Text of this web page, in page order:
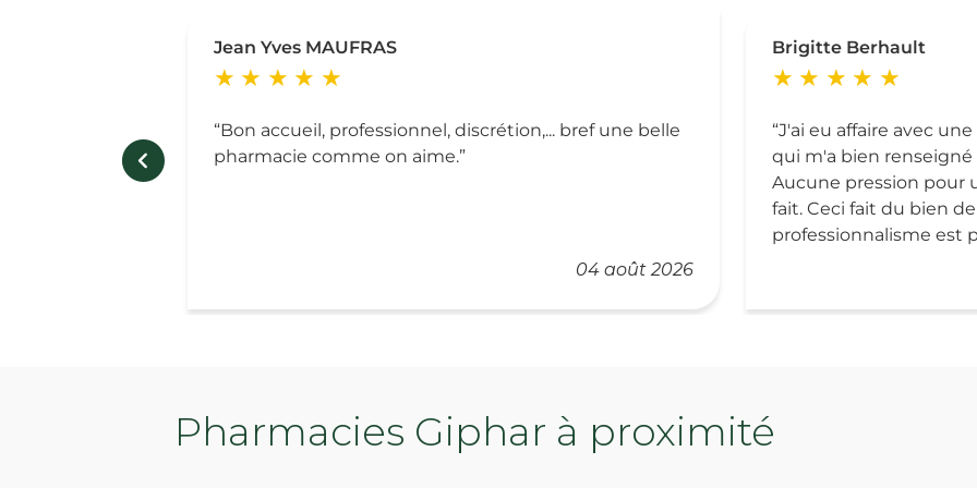
Jean Yves MAUFRAS
04 août 2026
Bon accueil, professionnel, discrétion,... bref une belle
pharmacie comme on aime.
Brigitte Berhault
J'ai eu affaire avec
qui m'a bien
Aucune pression pour
fait. Ceci fait du bien
professionnalisme est
Pharmacies Giphar à proximité